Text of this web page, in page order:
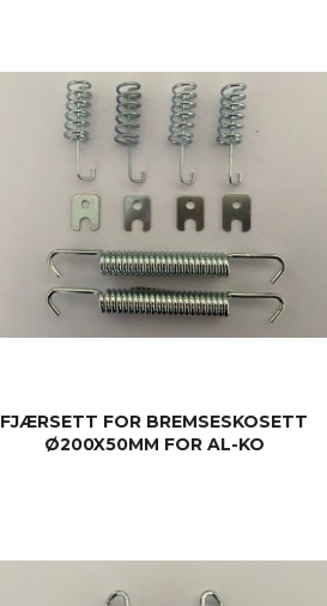
FJÆRSETT FOR BREMSESKOSETT
Ø200X50MM FOR AL-KO